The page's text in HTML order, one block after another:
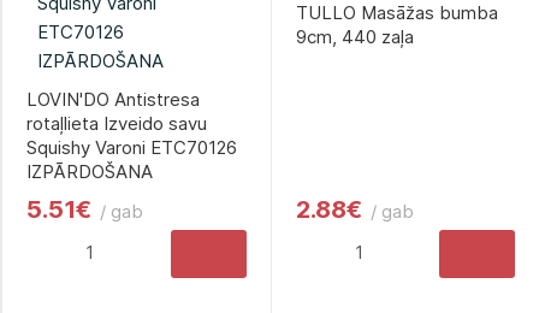
LOVIN'DO Antistresa
rotaļlieta Izveido savu
Squishy Varoni ETC70126
IZPĀRDOŠANA
5.51€ / gab
TULLO Masāžas bumba
9сm, 440 zaļa
2.88€ / gab